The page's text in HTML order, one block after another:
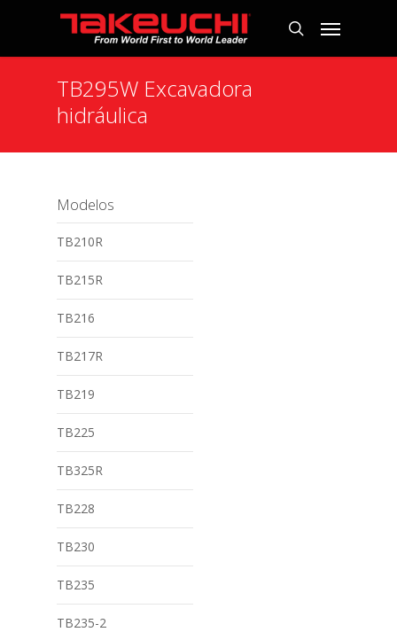
TB295W Excavadora
hidráulica
Modelos
TB210R
TB215R
TB216
TB217R
TB219
TB225
TB325R
TB228
TB230
TB235
TB235-2